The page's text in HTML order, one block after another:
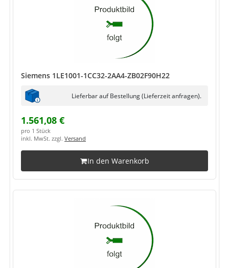
Siemens 1LE1001-1CC32-2AA4-ZB02F90H22
Lieferbar auf Bestellung (Lieferzeit anfragen).
1.561,08 €
pro 1 Stück
inkl. MwSt. zzgl. Versand
In den Warenkorb